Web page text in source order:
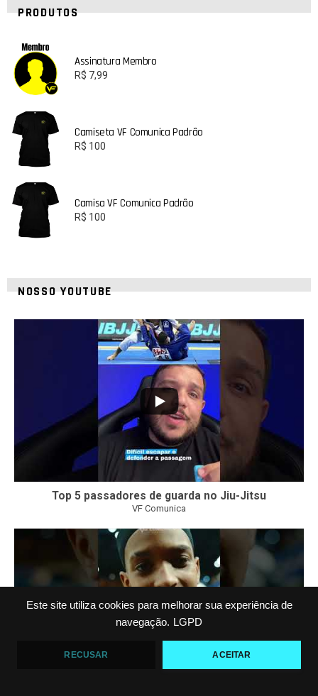
Este site utiliza cookies para melhorar sua experiência de
navegação. LGPD
RECUSAR ACEITAR
PRODUTOS
Assinatura Membro
R$ 7,99
Camiseta VF Comunica Padrão
R$ 100
Camisa VF Comunica Padrão
R$ 100
NOSSO YOUTUBE
Top 5 passadores de guarda no Jiu-Jitsu
VF Comunica